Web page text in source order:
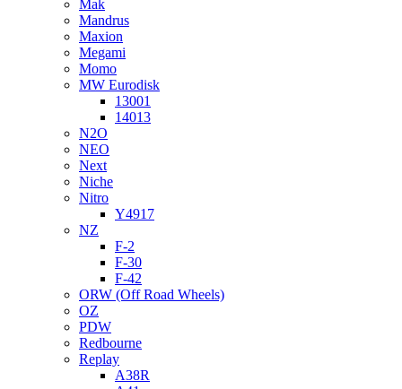
Mak
Mandrus
Maxion
Megami
Momo
MW Eurodisk
13001
14013
N2O
NEO
Next
Niche
Nitro
Y4917
NZ
F-2
F-30
F-42
ORW (Off Road Wheels)
OZ
PDW
Redbourne
Replay
A38R